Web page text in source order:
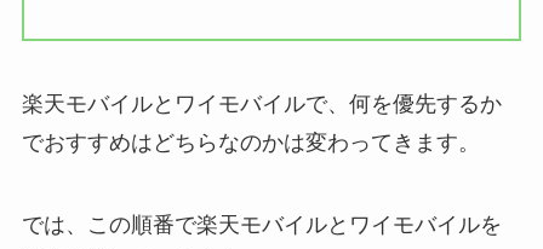
楽天モバイルとワイモバイルで、何を優先するか
でおすすめはどちらなのかは変わってきます。
では、この順番で楽天モバイルとワイモバイルを